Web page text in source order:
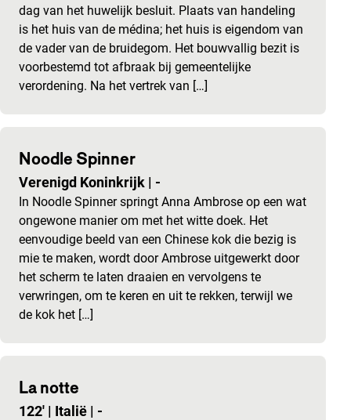
dag van het huwelijk besluit. Plaats van handeling
is het huis van de médina; het huis is eigendom van
de vader van de bruidegom. Het bouwvallig bezit is
voorbestemd tot afbraak bij gemeentelijke
verordening. Na het vertrek van […]
Noodle Spinner
Verenigd Koninkrijk | -
In Noodle Spinner springt Anna Ambrose op een wat
ongewone manier om met het witte doek. Het
eenvoudige beeld van een Chinese kok die bezig is
mie te maken, wordt door Ambrose uitgewerkt door
het scherm te laten draaien en vervolgens te
verwringen, om te keren en uit te rekken, terwijl we
de kok het […]
La notte
122' | Italië | -